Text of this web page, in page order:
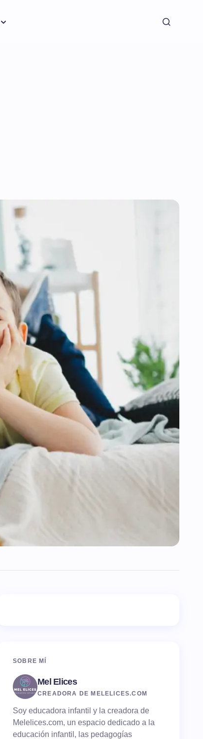
SOBRE MÍ
Mel Elices
CREADORA DE MELELICES.COM
Soy educadora infantil y la creadora de
Melelices.com, un espacio dedicado a la
educación infantil, las pedagogías